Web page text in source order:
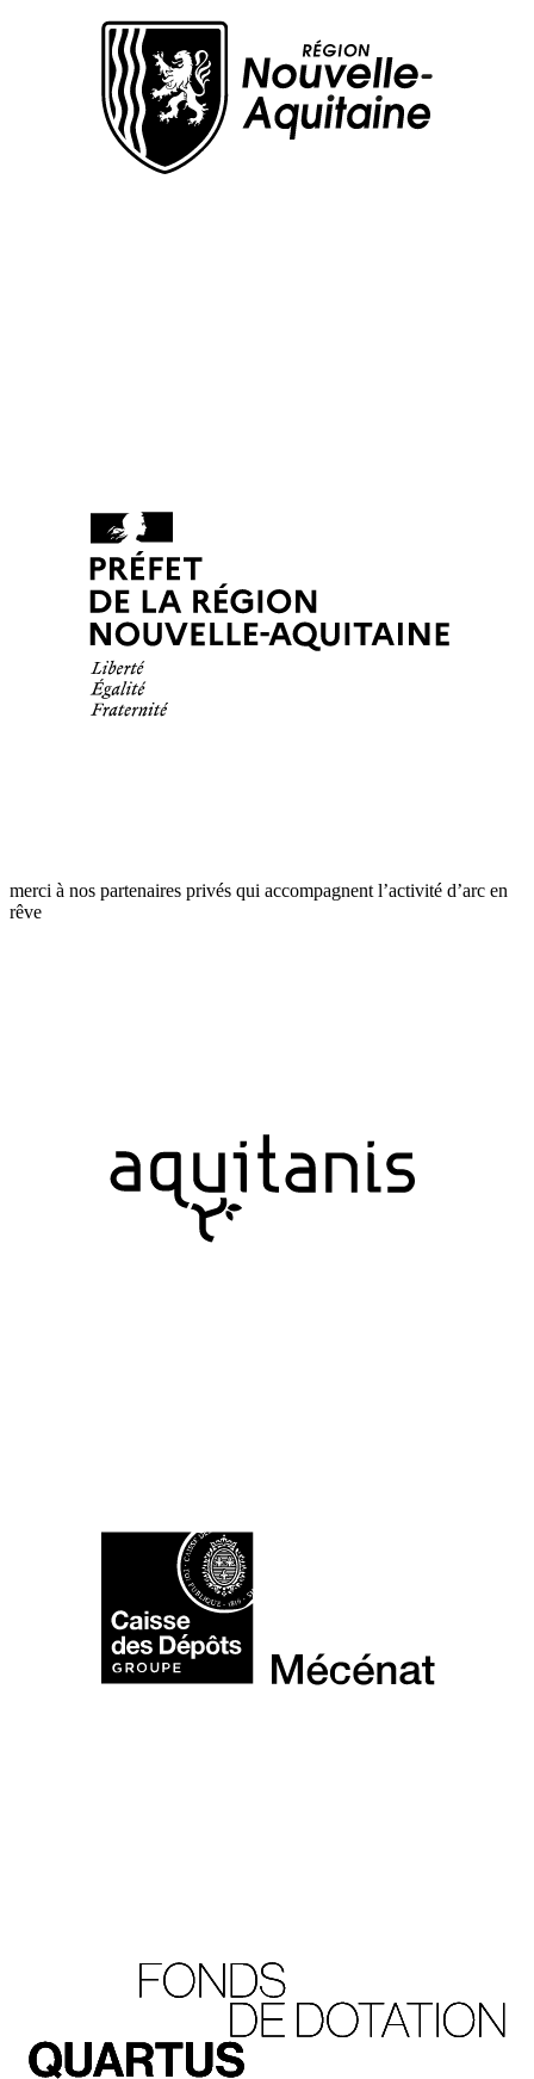
merci à nos partenaires privés qui accompagnent l’activité d’arc en
rêve